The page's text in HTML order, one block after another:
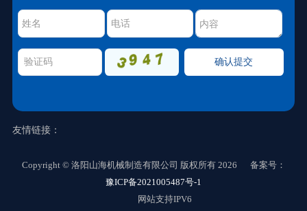
友情链接：
Copyright © 洛阳山海机械制造有限公司 版权所有 2026 备案号：
豫ICP备2021005487号-1
网站支持IPV6